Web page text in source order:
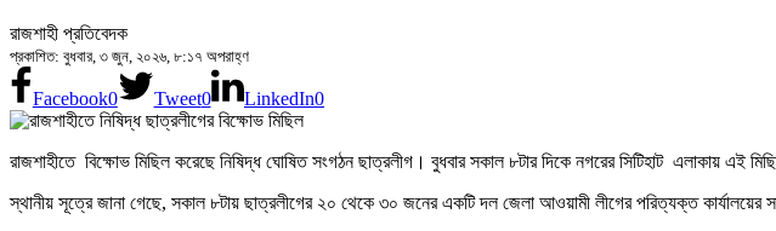
রাজশাহী প্রতিবেদক
প্রকাশিত: বুধবার, ৩ জুন, ২০২৬, ৮:১৭ অপরাহ্ণ
Facebook0 Tweet0 LinkedIn0
রাজশাহীতে বিক্ষোভ মিছিল করেছে নিষিদ্ধ ঘোষিত সংগঠন ছাত্রলীগ। বুধবার সকাল ৮টার দিকে নগরের সিটিহাট এলাকায় এই
স্থানীয় সূত্রে জানা গেছে, সকাল ৮টায় ছাত্রলীগের ২০ থেকে ৩০ জনের একটি দল জেলা আওয়ামী লীগের পরিত্যক্ত কার্যালয়ের